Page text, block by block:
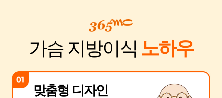
가슴 지방이식 노하우
맞춤형 디자인